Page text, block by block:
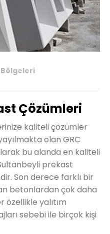
Çözümleri
kaliteli çözümler
olan GRC
bu alanda en kaliteli
prekast
Son derece farklı bir
betonlardan çok daha
özellikle yalıtım
sebebi ile birçok kişi